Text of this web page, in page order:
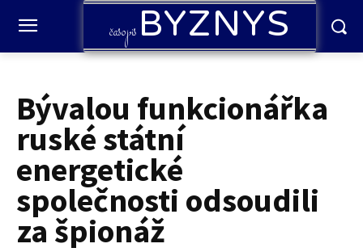
časopisBYZNYS
Bývalou funkcionářka
ruské státní
energetické
společnosti odsoudili
za špionáž